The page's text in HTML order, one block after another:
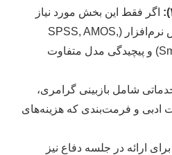
اگر فقط این بخش مورد نیاز
باشد، قیمت بر اساس نرم‌افزار (SPSS, AMOS,
SmartPLS, R, Python) و پیچیدگی مدل متفاوت
شامل بازبینی گرامری،
ادبی و فرمت‌بندی که هزینه‌های
برای ارائه در جلسه دفاع نیز